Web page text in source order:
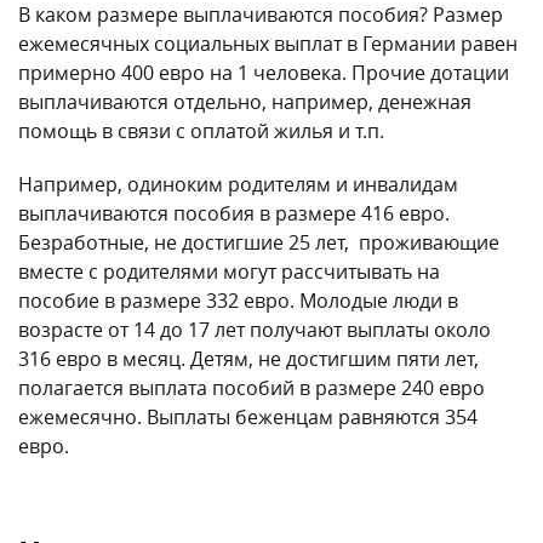
В каком размере выплачиваются пособия? Размер
ежемесячных социальных выплат в Германии равен
примерно 400 евро на 1 человека. Прочие дотации
выплачиваются отдельно, например, денежная
помощь в связи с оплатой жилья и т.п.
Например, одиноким родителям и инвалидам
выплачиваются пособия в размере 416 евро.
Безработные, не достигшие 25 лет, проживающие
вместе с родителями могут рассчитывать на
пособие в размере 332 евро. Молодые люди в
возрасте от 14 до 17 лет получают выплаты около
316 евро в месяц. Детям, не достигшим пяти лет,
полагается выплата пособий в размере 240 евро
ежемесячно. Выплаты беженцам равняются 354
евро.